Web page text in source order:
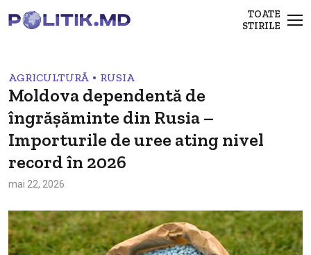
TOATE
STIRILE
AGRICULTURĂ • RUSIA
Moldova dependentă de
îngrășăminte din Rusia –
Importurile de uree ating nivel
record în 2026
mai 22, 2026